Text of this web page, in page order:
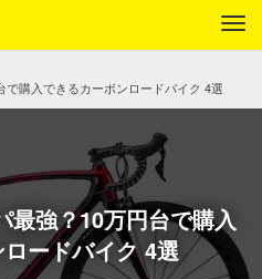
で購入できるカーボンロードバイク 4選
最強？10万円台で購入
ードバイク 4選